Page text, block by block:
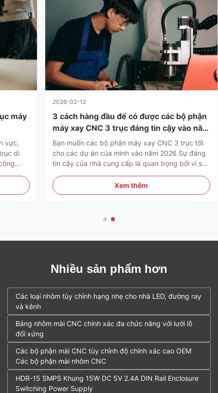
máy
vực,
di
cứng
2026-02-12
3 cách hàng đầu để có được các bộ phận
máy xay CNC 3 trục đáng tin cậy vào năm
2026
Bạn muốn các bộ phận máy xay CNC 3 trục tốt
cho các dự án của mình vào năm 2026.Sự đáng
tin cậy của nhà cung cấp là quan trọng bởi vì sai
bạcNhiều người mua có những vấn đề như chi
phí cao, không đủ lao động có tay nghề và các
Xem thêm
Nhiều sản phẩm hơn
Các loại nhôm tùy chỉnh hạng nhẹ cho nhà LED, đường ray
và kênh
Bảng nhôm mài CNC chính xác đa chức năng với lưới lỗ
đối xứng
Các bộ phận mài CNC tùy chỉnh độ chính xác cao OEM
Các bộ phận mài nhôm CNC
HDR-15 SMPS Khung 15W DC 5V 2.4A DIN Rail Enclosure
Switching Power Supply